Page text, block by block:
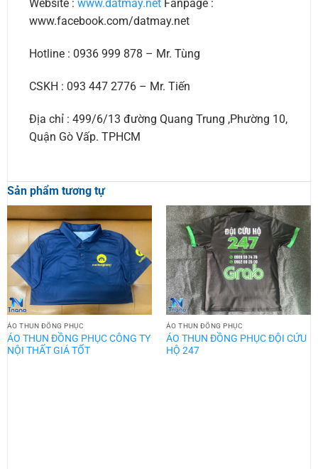
Website : www.datmay.netFanpage :
www.facebook.com/datmay.net
Hotline : 0936 999 878 – Mr. Tùng
CSKH : 093 447 2776 – Mr. Tiến
Địa chỉ : 499/6/13 đường Quang Trung ,Phường 10,
Quận Gò Vấp. TPHCM
Sản phẩm tương tự
ÁO THUN ĐỒNG PHỤC
ÁO THUN ĐỒNG PHỤC CÔNG TY
NỘI THẤT GIÁ TỐT
ÁO THUN ĐỒNG PHỤC
ÁO THUN ĐỒNG PHỤC ĐỘI CỨU
HỘ 247